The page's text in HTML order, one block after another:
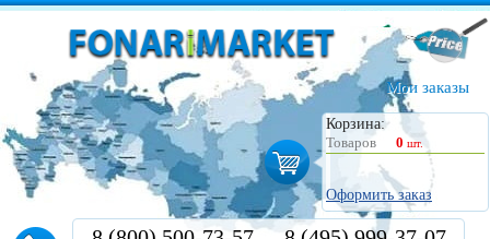
Мои заказы
Корзина:
Товаров
0 шт.
Оформить заказ